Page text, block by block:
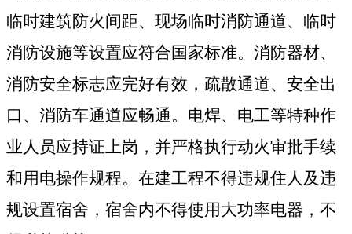
临时建筑防火间距、现场临时消防通道、临时
消防设施等设置应符合国家标准。消防器材、
消防安全标志应完好有效，疏散通道、安全出
口、消防车通道应畅通。电焊、电工等特种作
业人员应持证上岗，并严格执行动火审批手续
和用电操作规程。在建工程不得违规住人及违
规设置宿舍，宿舍内不得使用大功率电器，不